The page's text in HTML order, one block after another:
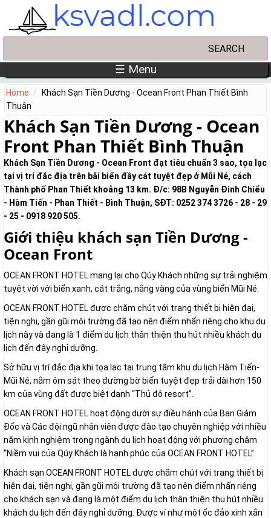
Skip to main content
☰ Menu
Home
Khách Sạn Tiền Dương - Ocean Front Phan Thiết Bình
Thuận
Khách Sạn Tiền Dương - Ocean
Front Phan Thiết Bình Thuận
Khách Sạn Tiền Dương - Ocean Front đạt tiêu chuẩn 3 sao, tọa lạc
tại vị trí đắc địa trên bãi biển đầy cát tuyệt đẹp ở Mũi Né, cách
Thành phố Phan Thiết khoảng 13 km. Đ/c: 98B Nguyễn Đình Chiểu
- Hàm Tiến - Phan Thiết - Bình Thuận, SĐT: 0252 374 3726 - 28 - 29
- 25 - 0918 920 505.
Giới thiệu khách sạn Tiền Dương -
Ocean Front
OCEAN FRONT HOTEL mang lại cho Qúy Khách những sự trải nghiệm
tuyệt vời với biển xanh, cát trắng, nắng vàng của vùng biển Mũi Né.
OCEAN FRONT HOTEL được chăm chút với trang thiết bị hiện đại,
tiện nghi, gần gũi môi trường đã tạo nên điểm nhấn riêng cho khu du
lịch này và đang là 1 điểm du lịch thân thiện thu hút nhiều khách du
lịch đến đây nghỉ dưỡng.
Sở hữu vị trí đắc địa khi tọa lạc tại trung tâm khu du lịch Hàm Tiến-
Mũi Né, nằm ôm sát theo đường bờ biển tuyệt đẹp trải dài hơn 150
km của vùng đất được biệt danh “Thủ đô resort”.
OCEAN FRONT HOTEL hoạt động dưới sự điều hành của Ban Giám
Đốc và Các đội ngũ nhân viên được đào tạo chuyên nghiệp với nhiều
năm kinh nghiệm trong ngành du lịch hoạt động với phương châm
“Niềm vui của Qúy Khách là hạnh phúc của OCEAN FRONT HOTEL”.
Khách sạn OCEAN FRONT HOTEL được chăm chút với trang thiết bị
hiện đại, tiện nghi, gần gũi môi trường đã tạo nên điểm nhấn riêng
cho khách sạn và đang là một điểm du lịch thân thiện thu hút nhiều
khách du lịch đến đây nghỉ dưỡng. Được ví như một ốc đảo xinh xắn